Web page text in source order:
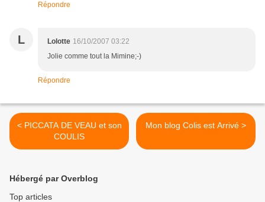
Répondre
L Lolotte 16/10/2007 03:22
Jolie comme tout la Mimine;-)
Répondre
< PICCATA DE VEAU et son
COULIS
Mon blog Colis est Arrivé >
Hébergé par Overblog
Top articles